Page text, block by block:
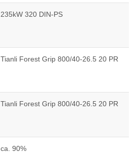
235kW 320 DIN-PS
Tianli Forest Grip 800/40-26.5 20 PR
Tianli Forest Grip 800/40-26.5 20 PR
ca. 90%